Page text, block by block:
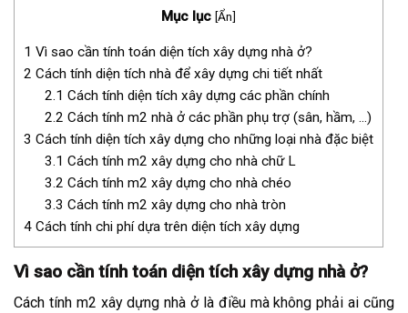
Mục lục [Ẩn]
1 Vì sao cần tính toán diện tích xây dựng nhà ở?
2 Cách tính diện tích nhà để xây dựng chi tiết nhất
2.1 Cách tính diện tích xây dựng các phần chính
2.2 Cách tính m2 nhà ở các phần phụ trợ (sân, hầm, …)
3 Cách tính diện tích xây dựng cho những loại nhà đặc biệt
3.1 Cách tính m2 xây dựng cho nhà chữ L
3.2 Cách tính m2 xây dựng cho nhà chéo
3.3 Cách tính m2 xây dựng cho nhà tròn
4 Cách tính chi phí dựa trên diện tích xây dựng
Vì sao cần tính toán diện tích xây dựng nhà ở?
Cách tính m2 xây dựng nhà ở là điều mà không phải ai cũng